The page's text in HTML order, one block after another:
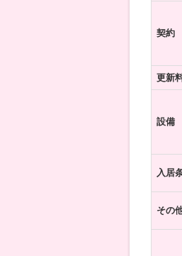
契約
更新
設備
入居
その